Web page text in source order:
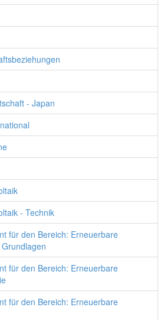
- Japan
- Technik
für den Bereich: Erneuerbare
für den Bereich: Erneuerbare
für den Bereich: Erneuerbare